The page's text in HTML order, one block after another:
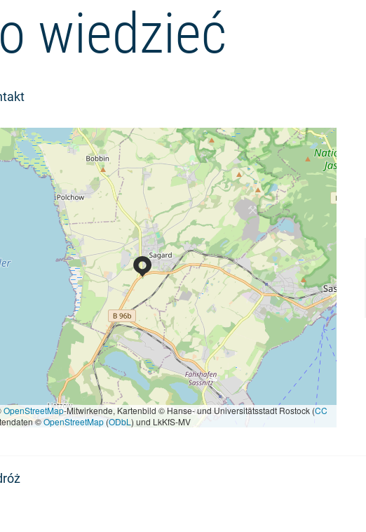
wiedzieć
OpenStreetMap-Mitwirkende, Kartenbild © Hanse- und Universitätsstadt Rostock (CC
©OpenStreetMap(ODbL ) und LkKfS-MV